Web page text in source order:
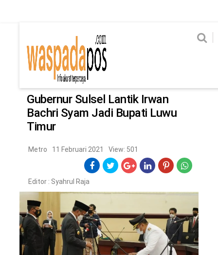
Home News
Ekonomi Hukum & Kriminal
Politik Metro
Hiburan Pendidikan
Edukasi
Home News Ekonomi Hukum & Kriminal
Metro
Gubernur Sulsel Lantik Irwan
Bachri Syam Jadi Bupati Luwu
Timur
Metro 11 Februari 2021 View: 501
Editor : Syahrul Raja